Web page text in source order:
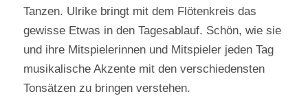
Tanzen. Ulrike bringt mit dem Flötenkreis das
gewisse Etwas in den Tagesablauf. Schön, wie sie
und ihre Mitspielerinnen und Mitspieler jeden Tag
musikalische Akzente mit den verschiedensten
Tonsätzen zu bringen verstehen.